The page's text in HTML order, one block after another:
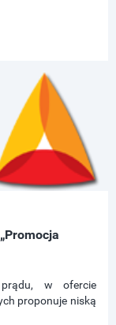
prądu, w ofercie
proponuje niską